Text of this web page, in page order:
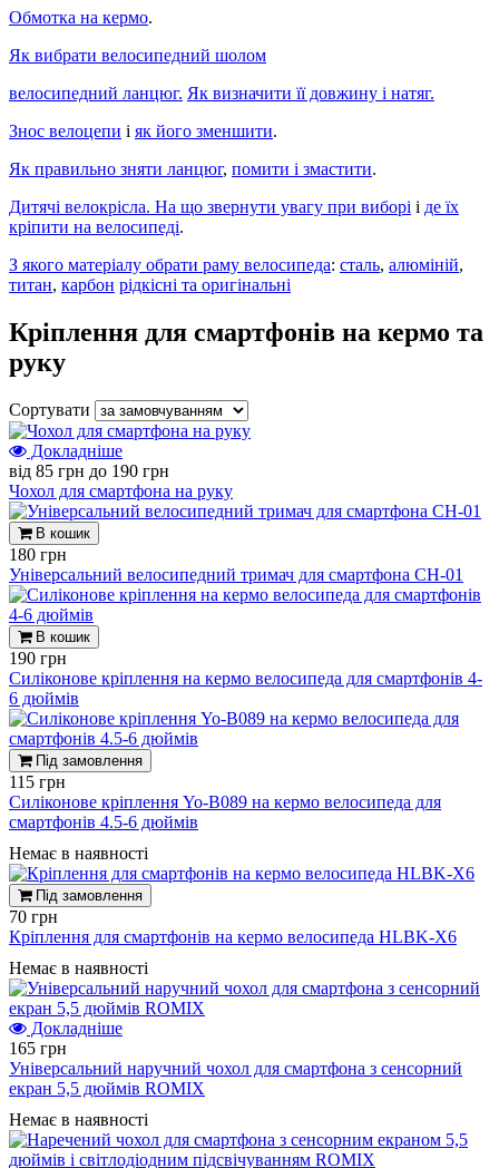
Обмотка на кермо.
Як вибрати велосипедний шолом
велосипедний ланцюг. Як визначити її довжину і натяг.
Знос велоцепи і як його зменшити.
Як правильно зняти ланцюг, помити і змастити.
Дитячі велокрісла. На що звернути увагу при виборі і де їх
кріпити на велосипеді.
З якого матеріалу обрати раму велосипеда: сталь, алюміній,
титан, карбон рідкісні та оригінальні
Кріплення для смартфонів на кермо та
руку
Сортувати
Докладніше
від 85 грн до 190 грн
Чохол для смартфона на руку
В кошик
180 грн
Універсальний велосипедний тримач для смартфона CH-01
В кошик
190 грн
Силіконове кріплення на кермо велосипеда для смартфонів 4-
6 дюймів
Під замовлення
115 грн
Силіконове кріплення Yo-B089 на кермо велосипеда для
смартфонів 4.5-6 дюймів
Немає в наявності
Під замовлення
70 грн
Кріплення для смартфонів на кермо велосипеда HLBK-X6
Немає в наявності
Докладніше
165 грн
Універсальний наручний чохол для смартфона з сенсорний
екран 5,5 дюймів ROMIX
Немає в наявності